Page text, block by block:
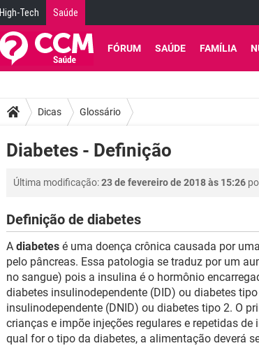
High-Tech Saúde
FÓRUM SAÚDE FAMÍLIA
Dicas Glossário
Diabetes - Definição
Última modificação:23 de fevereiro de 2018 às 15:26
Definição de diabetes
A diabetes é uma doença crônica causada por
pelo pâncreas. Essa patologia se traduz por um
no sangue) pois a insulina é o hormônio
diabetes insulinodependente (DID) ou diabetes
insulinodependente (DNID) ou diabetes tipo 2. O
crianças e impõe injeções regulares e repetidas de
qual for o tipo da diabetes, a alimentação deverá